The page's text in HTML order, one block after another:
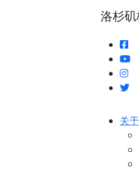
洛杉
关于